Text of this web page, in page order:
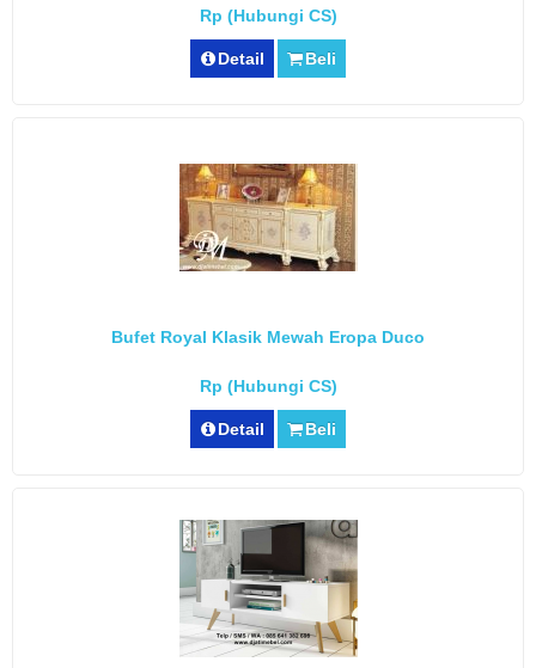
Rp (Hubungi CS)
Detail Beli
Bufet Royal Klasik Mewah Eropa Duco
Rp (Hubungi CS)
Detail Beli